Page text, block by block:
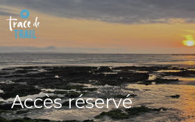
Accès réservé